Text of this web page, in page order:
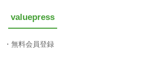
valuepress
無料会員登録